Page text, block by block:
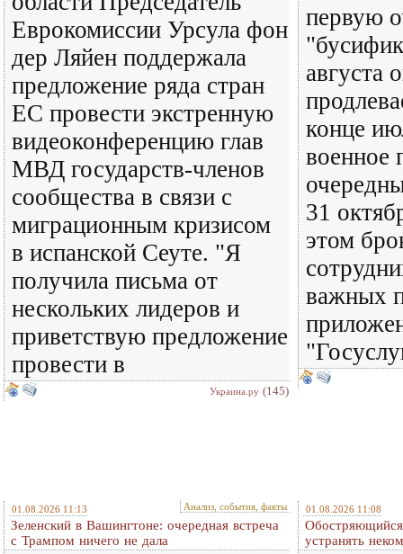
Еврокомиссии Урсула фон
дер Ляйен поддержала
предложение ряда стран
ЕС провести экстренную
видеоконференцию глав
МВД государств-членов
сообщества в связи с
миграционным кризисом
в испанской Сеуте. "Я
получила письма от
нескольких лидеров и
приветствую предложение
провести в
Украина.ру (145)
первую
августа
конце
военное
31
этом
важных
01.08.2026 11:13 Анализ, события, факты
Зеленский в Вашингтоне: очередная встреча
c Трампом ничего не дала
01.08.2026 11:08
устранять